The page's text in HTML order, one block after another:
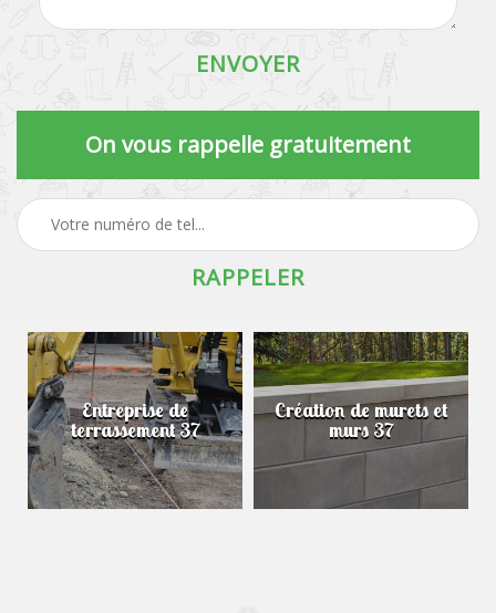
On vous rappelle gratuitement
Entreprise de
terrassement 37
Création de murets et
murs 37